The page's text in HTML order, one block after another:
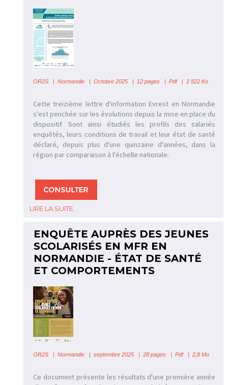
OR2S |Normandie | Octobre 2025 | 12 pages | Pdf | 2 822 Ko
Cette treizième lettre d'information Evrest en Normandie
s'est penchée sur les évolutions depuis la mise en place du
dispositif. Sont ainsi étudiés les profils des salariés
enquêtés, leurs conditions de travail et leur état de santé
déclaré, depuis plus d'une quinzaine d'années, dans la
région par comparaison à l'échelle nationale.
LIRE LA SUITE...
ENQUÊTE AUPRÈS DES JEUNES
SCOLARISÉS EN MFR EN
NORMANDIE - ÉTAT DE SANTÉ
ET COMPORTEMENTS
OR2S |Normandie | septembre 2025 | 28 pages | Pdf | 2,8 Mo
Ce document présente les résultats d'une première année